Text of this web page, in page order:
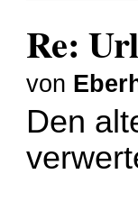
Re:
von
Den